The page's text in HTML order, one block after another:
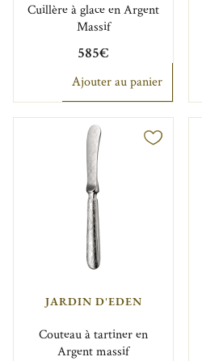
Cuillère à glace en Argent
Massif
585€
Ajouter au panier
JARDIN D'EDEN
Couteau à tartiner en
Argent massif